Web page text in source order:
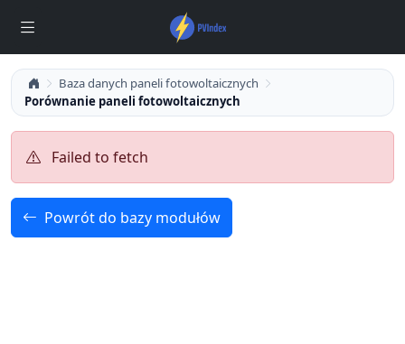
Baza danych paneli fotowoltaicznych
Porównanie paneli fotowoltaicznych
Failed to fetch
Powrót do bazy modułów